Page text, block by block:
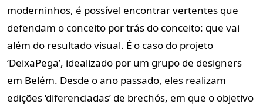
moderninhos, é possível encontrar vertentes que
defendam o conceito por trás do conceito: que vai
além do resultado visual. É o caso do projeto
‘DeixaPega’, idealizado por um grupo de designers
em Belém. Desde o ano passado, eles realizam
edições ‘diferenciadas’ de brechós, em que o objetivo